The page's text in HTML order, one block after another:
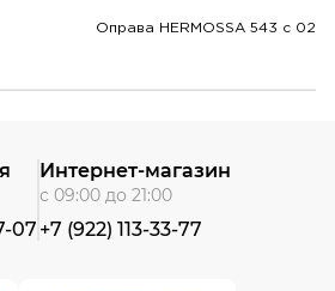
Оправа HERMOSSA 543 c 02
07
Интернет-магазин
с 09:00 до 21:00
+7 (922) 113-33-77